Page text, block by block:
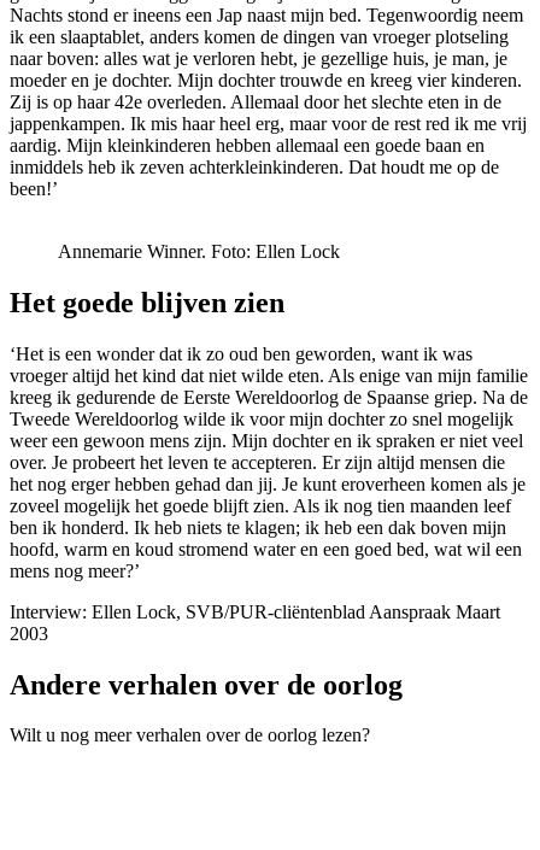
Nachts stond er ineens een Jap naast mijn bed. Tegenwoordig neem
ik een slaaptablet, anders komen de dingen van vroeger plotseling
naar boven: alles wat je verloren hebt, je gezellige huis, je man, je
moeder en je dochter. Mijn dochter trouwde en kreeg vier kinderen.
Zij is op haar 42e overleden. Allemaal door het slechte eten in de
jappenkampen. Ik mis haar heel erg, maar voor de rest red ik me vrij
aardig. Mijn kleinkinderen hebben allemaal een goede baan en
inmiddels heb ik zeven achterkleinkinderen. Dat houdt me op de
been!’
Annemarie Winner. Foto: Ellen Lock
Het goede blijven zien
‘Het is een wonder dat ik zo oud ben geworden, want ik was
vroeger altijd het kind dat niet wilde eten. Als enige van mijn familie
kreeg ik gedurende de Eerste Wereldoorlog de Spaanse griep. Na de
Tweede Wereldoorlog wilde ik voor mijn dochter zo snel mogelijk
weer een gewoon mens zijn. Mijn dochter en ik spraken er niet veel
over. Je probeert het leven te accepteren. Er zijn altijd mensen die
het nog erger hebben gehad dan jij. Je kunt eroverheen komen als je
zoveel mogelijk het goede blijft zien. Als ik nog tien maanden leef
ben ik honderd. Ik heb niets te klagen; ik heb een dak boven mijn
hoofd, warm en koud stromend water en een goed bed, wat wil een
mens nog meer?’
Interview: Ellen Lock, SVB/PUR-cliëntenblad Aanspraak Maart
2003
Andere verhalen over de oorlog
Wilt u nog meer verhalen over de oorlog lezen?